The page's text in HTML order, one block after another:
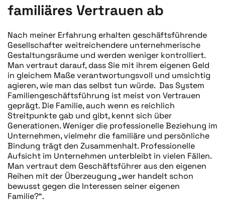
familiäres Vertrauen ab
Nach meiner Erfahrung erhalten geschäftsführende
Gesellschafter weitreichendere unternehmerische
Gestaltungsräume und werden weniger kontrolliert.
Man vertraut darauf, dass Sie mit ihrem eigenen Geld
in gleichem Maße verantwortungsvoll und umsichtig
agieren, wie man das selbst tun würde. Das System
Familiengeschäftsführung ist meist von Vertrauen
geprägt. Die Familie, auch wenn es reichlich
Streitpunkte gab und gibt, kennt sich über
Generationen. Weniger die professionelle Beziehung im
Unternehmen, vielmehr die familiäre und persönliche
Bindung trägt den Zusammenhalt. Professionelle
Aufsicht im Unternehmen unterbleibt in vielen Fällen.
Man vertraut dem Geschäftsführer aus den eigenen
Reihen mit der Überzeugung „wer handelt schon
bewusst gegen die Interessen seiner eigenen
Familie?“.